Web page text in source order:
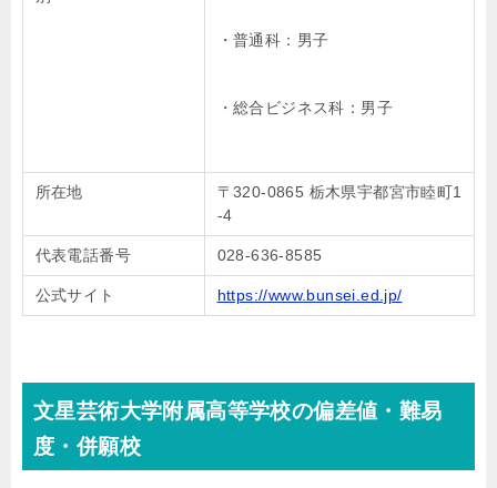
・普通科：男子
・総合ビジネス科：男子
所在地
〒320-0865 栃木県宇都宮市睦町1
-4
代表電話番号 028-636-8585
公式サイト https://www.bunsei.ed.jp/
文星芸術大学附属高等学校の偏差値・難易
度・併願校